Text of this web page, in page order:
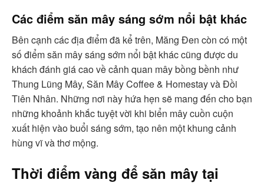
Các điểm săn mây sáng sớm nổi bật khác
Bên cạnh các địa điểm đã kể trên, Măng Đen còn có một
số điểm săn mây sáng sớm nổi bật khác cũng được du
khách đánh giá cao về cảnh quan mây bồng bềnh như
Thung Lũng Mây, Săn Mây Coffee & Homestay và Đồi
Tiên Nhân. Những nơi này hứa hẹn sẽ mang đến cho bạn
những khoảnh khắc tuyệt vời khi biển mây cuồn cuộn
xuất hiện vào buổi sáng sớm, tạo nên một khung cảnh
hùng vĩ và thơ mộng.
Thời điểm vàng để săn mây tại